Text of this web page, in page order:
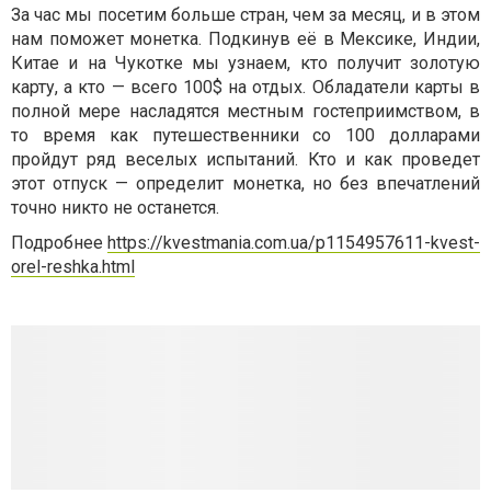
За час мы посетим больше стран, чем за месяц, и в этом
нам поможет монетка. Подкинув её в Мексике, Индии,
Китае и на Чукотке мы узнаем, кто получит золотую
карту, а кто — всего 100$ на отдых. Обладатели карты в
полной мере насладятся местным гостеприимством, в
то время как путешественники со 100 долларами
пройдут ряд веселых испытаний. Кто и как проведет
этот отпуск — определит монетка, но без впечатлений
точно никто не останется.
Подробнее https://kvestmania.com.ua/p1154957611-kvest-
orel-reshka.html